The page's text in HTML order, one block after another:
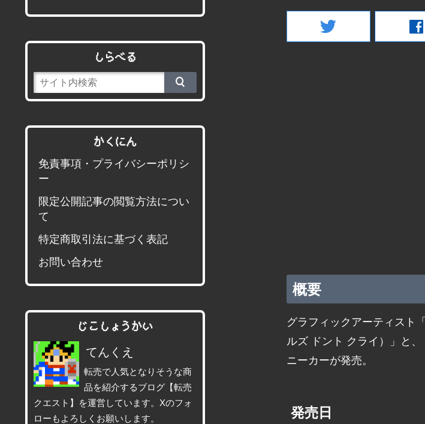
twitter facebook
概要
グラフィックアーティスト
ルズ ドント クライ）」と
ニーカーが発売。
発売日
しらべる
かくにん
免責事項・プライバシーポリシ
ー
限定公開記事の閲覧方法につい
て
特定商取引法に基づく表記
お問い合わせ
じこしょうかい
てんくえ
転売で人気となりそうな商
品を紹介するブログ【転売
クエスト】を運営しています。Xのフォ
ローもよろしくお願いします。